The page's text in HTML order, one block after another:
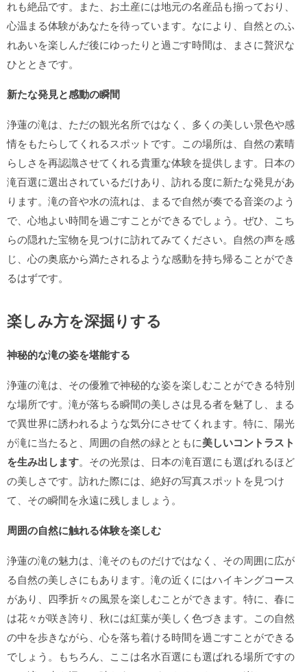
れも絶品です。また、お土産には地元の名産品も揃っており、
心温まる体験があなたを待っています。なにより、自然とのふ
れあいを楽しんだ後にゆったりと過ごす時間は、まさに贅沢な
ひとときです。
新たな発見と感動の瞬間
浄蓮の滝は、ただの観光名所ではなく、多くの美しい景色や感
情をもたらしてくれるスポットです。この場所は、自然の素晴
らしさを再認識させてくれる貴重な体験を提供します。日本の
滝百選に選出されているだけあり、訪れる度に新たな発見があ
ります。滝の音や水の流れは、まるで自然が奏でる音楽のよう
で、心地よい時間を過ごすことができるでしょう。ぜひ、こち
らの隠れた宝物を見つけに訪れてみてください。自然の声を感
じ、心の奥底から満たされるような感動を持ち帰ることができ
るはずです。
楽しみ方を深掘りする
神秘的な滝の姿を堪能する
浄蓮の滝は、その優雅で神秘的な姿を楽しむことができる特別
な場所です。滝が落ちる瞬間の美しさは見る者を魅了し、まる
で異世界に誘われるような気分にさせてくれます。特に、陽光
が滝に当たると、周囲の自然の緑とともに美しいコントラスト
を生み出します。その光景は、日本の滝百選にも選ばれるほど
の美しさです。訪れた際には、絶好の写真スポットを見つけ
て、その瞬間を永遠に残しましょう。
周囲の自然に触れる体験を楽しむ
浄蓮の滝の魅力は、滝そのものだけではなく、その周囲に広が
る自然の美しさにもあります。滝の近くにはハイキングコース
があり、四季折々の風景を楽しむことができます。特に、春に
は花々が咲き誇り、秋には紅葉が美しく色づきます。この自然
の中を歩きながら、心を落ち着ける時間を過ごすことができる
でしょう。もちろん、ここは名水百選にも選ばれる場所ですの